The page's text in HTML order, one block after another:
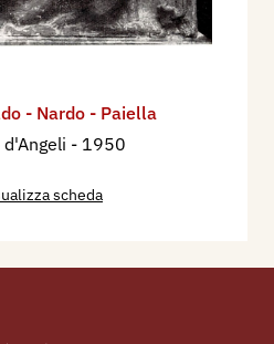
- Nardo - Paiella
- 1950
scheda